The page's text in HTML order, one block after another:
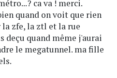
ca va ! merci.
quand on voit que rien
la zfe, la ztl et la rue
deçu quand même j'aurai
le megatunnel. ma fille